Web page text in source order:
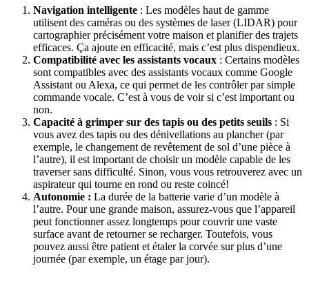
Navigation intelligente : Les modèles haut de gamme
utilisent des caméras ou des systèmes de laser (LIDAR) pour
cartographier précisément votre maison et planifier des trajets
efficaces. Ça ajoute en efficacité, mais c’est plus dispendieux.
Compatibilité avec les assistants vocaux : Certains modèles
sont compatibles avec des assistants vocaux comme Google
Assistant ou Alexa, ce qui permet de les contrôler par simple
commande vocale. C’est à vous de voir si c’est important ou
non.
Capacité à grimper sur des tapis ou des petits seuils : Si
vous avez des tapis ou des dénivellations au plancher (par
exemple, le changement de revêtement de sol d’une pièce à
l’autre), il est important de choisir un modèle capable de les
traverser sans difficulté. Sinon, vous vous retrouverez avec un
aspirateur qui tourne en rond ou reste coincé!
Autonomie : La durée de la batterie varie d’un modèle à
l’autre. Pour une grande maison, assurez-vous que l’appareil
peut fonctionner assez longtemps pour couvrir une vaste
surface avant de retourner se recharger. Toutefois, vous
pouvez aussi être patient et étaler la corvée sur plus d’une
journée (par exemple, un étage par jour).